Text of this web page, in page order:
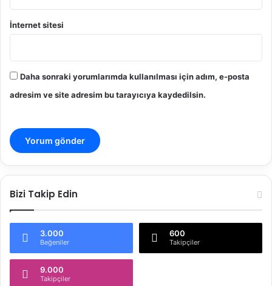
İnternet sitesi
Daha sonraki yorumlarımda kullanılması için adım, e-posta
adresim ve site adresim bu tarayıcıya kaydedilsin.
Bizi Takip Edin
3.000
Beğeniler
600
Takipçiler
9.000
Takipçiler